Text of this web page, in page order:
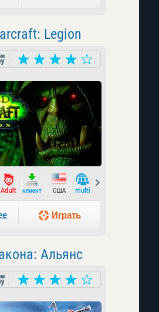
Legion
Играть
Альянс